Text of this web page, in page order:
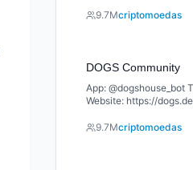
TON 🐶 Join the pack
9.7Mcriptomoedas
DOGS Community
App: @dogshouse_bot
Website: https://
TON 🐶 Join the pack
9.7Mcriptomoedas